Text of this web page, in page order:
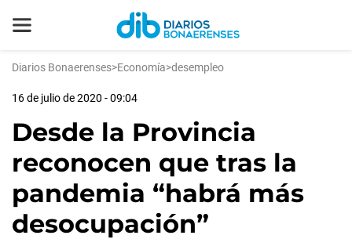
Diarios Bonaerenses>Economía>desempleo
16 de julio de 2020 - 09:04
Desde la Provincia
reconocen que tras la
pandemia “habrá más
desocupación”